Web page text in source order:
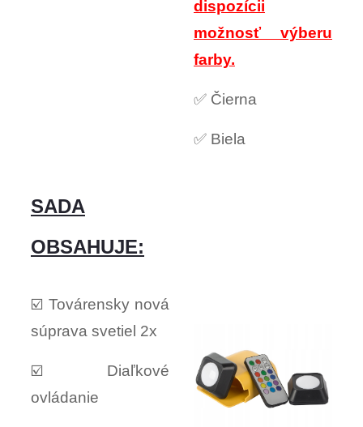
dispozícii
možnosť výberu
farby.
✅ Čierna
✅ Biela
SADA
OBSAHUJE:
☑️ Továrensky nová
súprava svetiel 2x
☑️ Diaľkové
ovládanie